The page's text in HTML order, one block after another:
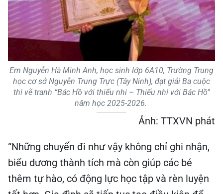
Em Nguyễn Hà Minh Anh, học sinh lớp 6A10, Trường Trung
học cơ sở Nguyễn Trung Trực (Tây Ninh), đạt giải Ba cuộc
thi vẽ tranh “Bác Hồ với thiếu nhi – Thiếu nhi với Bác Hồ”
năm học 2025-2026.
Ảnh: TTXVN phát
“Những chuyến đi như vậy không chỉ ghi nhận,
biểu dương thành tích mà còn giúp các bé
thêm tự hào, có động lực học tập và rèn luyện